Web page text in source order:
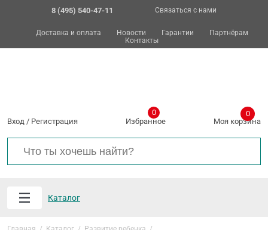
8 (495) 540-47-11 Связаться с нами
Доставка и оплата Новости Гарантии
Партнёрам
Контакты
Вход / Регистрация Избранное
0
Моя корзина
0
Каталог